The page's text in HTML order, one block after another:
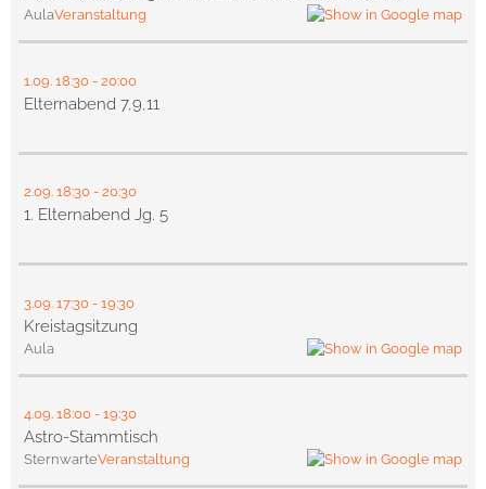
AulaVeranstaltung
1.09. 18:30 - 20:00
Elternabend 7,9,11
2.09. 18:30 - 20:30
1. Elternabend Jg. 5
3.09. 17:30 - 19:30
Kreistagsitzung
Aula
4.09. 18:00 - 19:30
Astro-Stammtisch
SternwarteVeranstaltung